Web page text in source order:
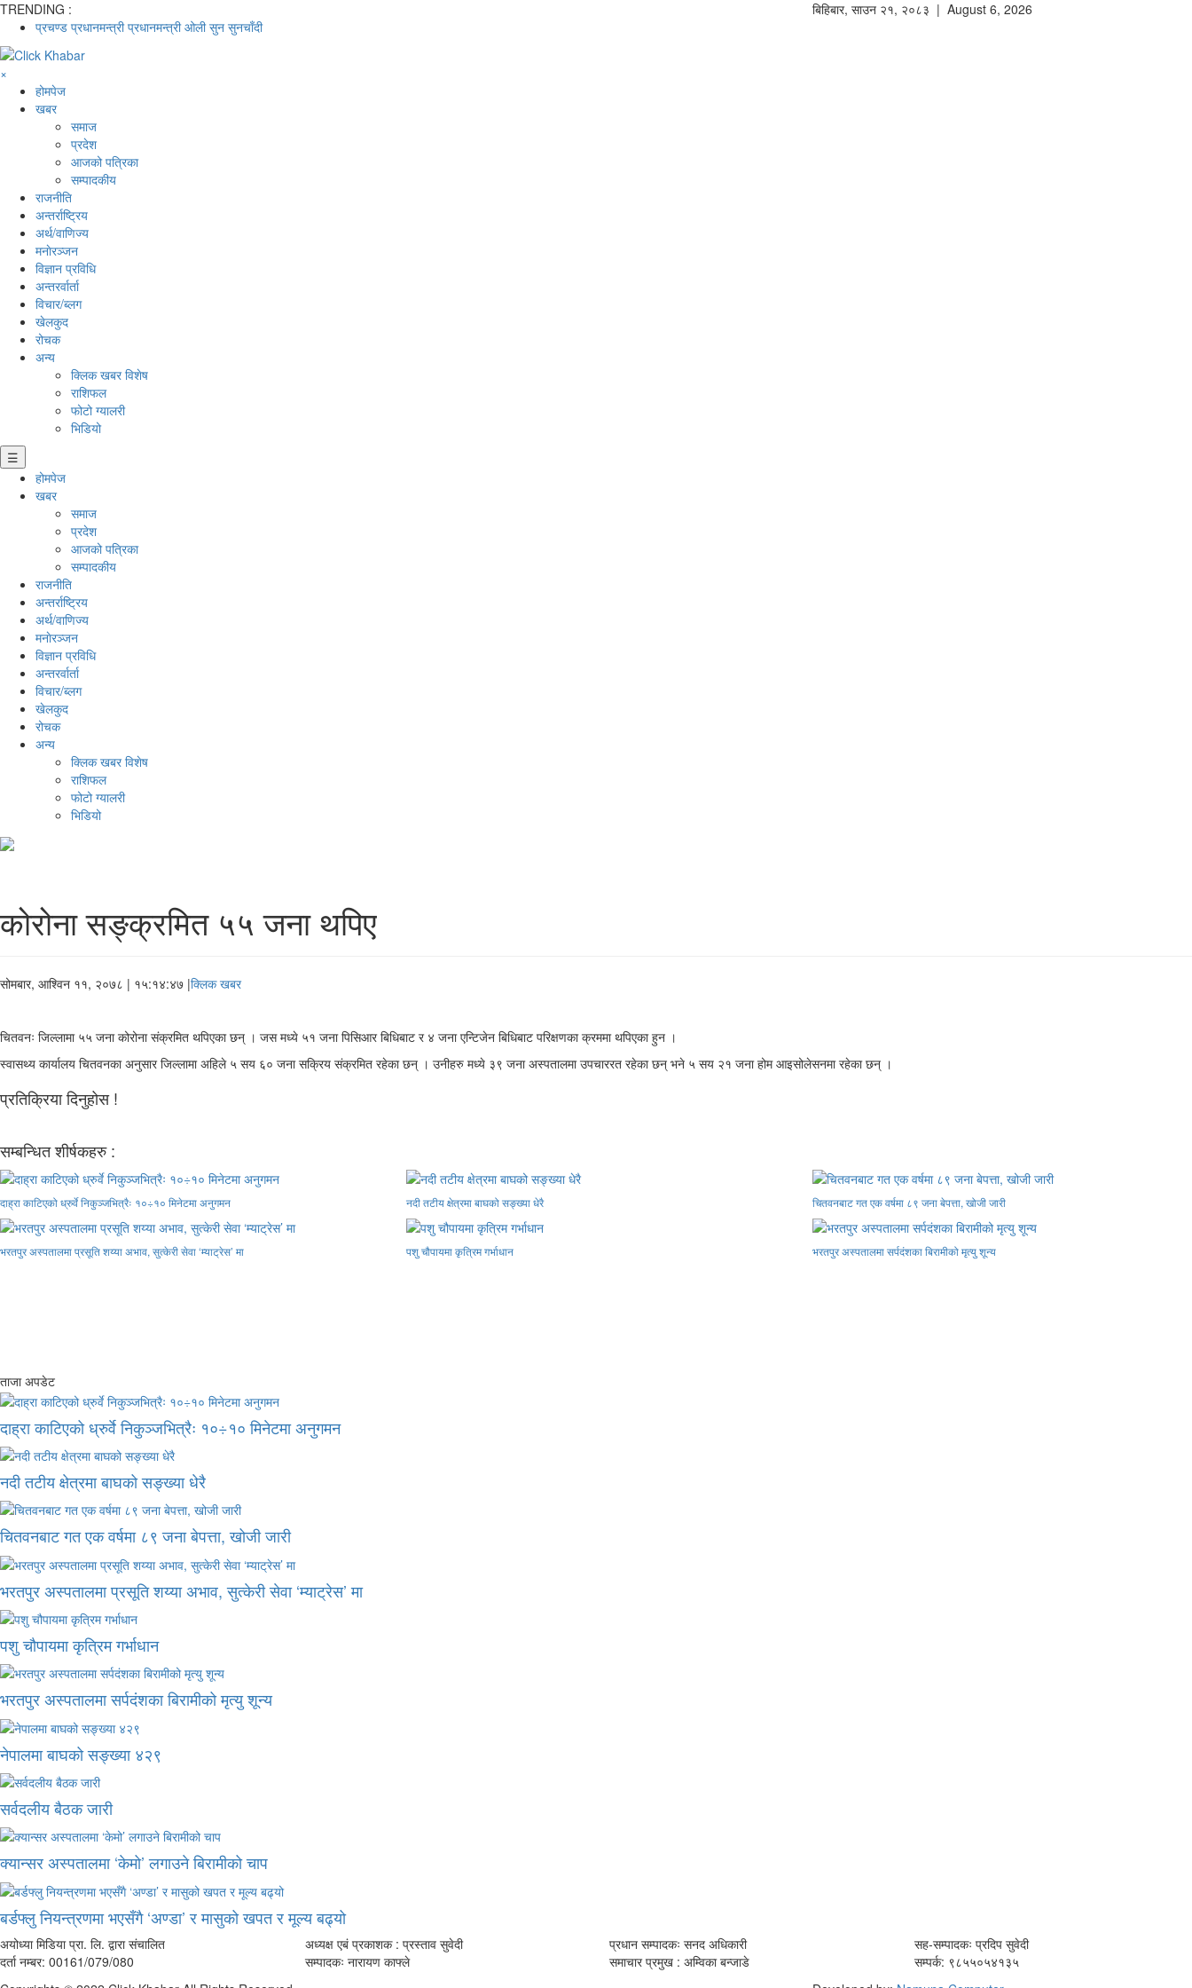
TRENDING :
प्रचण्ड प्रधानमन्त्री प्रधानमन्त्री ओली सुन सुनचाँदी
बिहिबार, साउन २१, २०८३ | August 6, 2026
×
होमपेज
खबर
समाज
प्रदेश
आजको पत्रिका
सम्पादकीय
राजनीति
अन्तर्राष्ट्रिय
अर्थ/वाणिज्य
मनाेरञ्जन
विज्ञान प्रविधि
अन्तरर्वार्ता
विचार/ब्लग
खेलकुद
रोचक
अन्य
क्लिक खबर विशेष
राशिफल
फोटो ग्यालरी
भिडियो
☰
होमपेज
खबर
समाज
प्रदेश
आजको पत्रिका
सम्पादकीय
राजनीति
अन्तर्राष्ट्रिय
अर्थ/वाणिज्य
मनाेरञ्जन
विज्ञान प्रविधि
अन्तरर्वार्ता
विचार/ब्लग
खेलकुद
रोचक
अन्य
क्लिक खबर विशेष
राशिफल
फोटो ग्यालरी
भिडियो
कोरोना सङ्क्रमित ५५ जना थपिए
सोमबार, आश्विन ११, २०७८ | १५:१४:४७ |क्लिक खबर
चितवनः जिल्लामा ५५ जना कोरोना संक्रमित थपिएका छन् । जस मध्ये ५१ जना पिसिआर बिधिबाट र ४ जना एन्टिजेन बिधिबाट परिक्षणका क्रममा थपिएका हुन ।
स्वासथ्य कार्यालय चितवनका अनुसार जिल्लामा अहिले ५ सय ६० जना सक्रिय संक्रमित रहेका छन् । उनीहरु मध्ये ३९ जना अस्पतालमा उपचाररत रहेका छन् भने ५ सय २१ जना होम आइसोलेसनमा रहेका छन् ।
प्रतिक्रिया दिनुहोस !
सम्बन्धित शीर्षकहरु :
दाह्रा काटिएको ध्रुर्वे निकुञ्जभित्रैः १०÷१० मिनेटमा अनुगमन नदी तटीय क्षेत्रमा बाघको सङ्ख्या धेरै चितवनबाट गत एक वर्षमा ८९ जना बेपत्ता, खोजी जारी
भरतपुर अस्पतालमा प्रसूति शय्या अभाव, सुत्केरी सेवा ‘म्याट्रेस’ मा पशु चौपायमा कृत्रिम गर्भाधान भरतपुर अस्पतालमा सर्पदंशका बिरामीको मृत्यु शून्य
ताजा अपडेट
दाह्रा काटिएको ध्रुर्वे निकुञ्जभित्रैः १०÷१० मिनेटमा अनुगमन
नदी तटीय क्षेत्रमा बाघको सङ्ख्या धेरै
चितवनबाट गत एक वर्षमा ८९ जना बेपत्ता, खोजी जारी
भरतपुर अस्पतालमा प्रसूति शय्या अभाव, सुत्केरी सेवा ‘म्याट्रेस’ मा
पशु चौपायमा कृत्रिम गर्भाधान
भरतपुर अस्पतालमा सर्पदंशका बिरामीको मृत्यु शून्य
नेपालमा बाघको सङ्ख्या ४२९
सर्वदलीय बैठक जारी
क्यान्सर अस्पतालमा ‘केमो’ लगाउने बिरामीको चाप
बर्डफ्लु नियन्त्रणमा भएसँगै ‘अण्डा’ र मासुको खपत र मूल्य बढ्यो
अयोध्या मिडिया प्रा. लि. द्वारा संचालित
दर्ता नम्बर: 00161/079/080
अध्यक्ष एबं प्रकाशक : प्रस्ताव सुवेदी
सम्पादकः नारायण काफ्ले
प्रधान सम्पादकः सनद अधिकारी
समाचार प्रमुख : अम्विका बन्जाडे
सह-सम्पादकः प्रदिप सुवेदी
सम्पर्क: ९८५५०५४१३५